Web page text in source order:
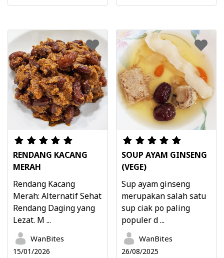
RENDANG KACANG
MERAH
Rendang Kacang
Merah: Alternatif Sehat
Rendang Daging yang
Lezat. M ...
WanBites
15/01/2026
SOUP AYAM GINSENG
(VEGE)
Sup ayam ginseng
merupakan salah satu
sup ciak po paling
populer d ...
WanBites
26/08/2025